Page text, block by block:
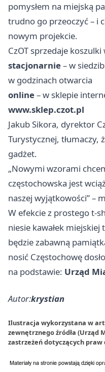
pomysłem na miejską
trudno go przeoczyć – i
nowym projekcie.
CzOT sprzedaje koszulki
stacjonarnie– w
w godzinach otwarcia
online– w sklepie
www.sklep.czot.pl
Jakub Sikora, dyrektor
Turystycznej, tłumaczy,
gadżet.
„Nowymi wzorami
częstochowska jest
naszej wyjątkowości” –
W efekcie z prostego t-
niesie kawałek
będzie zabawną
nosić Częstochowę
na podstawie: Urząd
Autor:krystian
Ilustracja wykorzystana w
zewnętrznego źródła (Urząd
zastrzeżeń dotyczących